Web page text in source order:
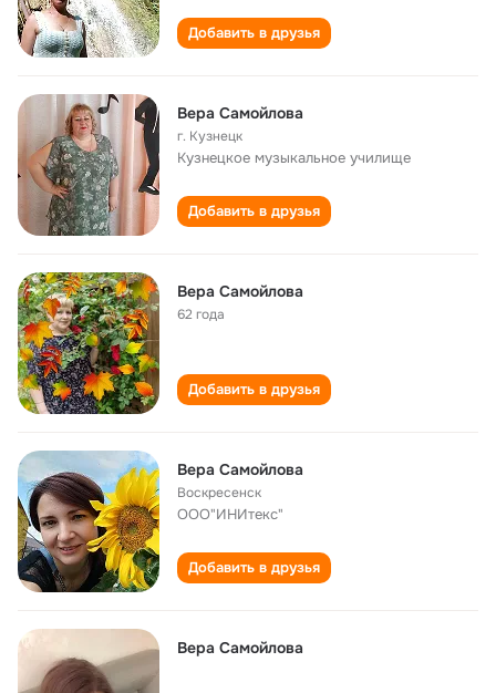
Добавить в друзья
Вера Самойлова
г. Кузнецк
Кузнецкое музыкальное училище
Добавить в друзья
Вера Самойлова
62 года
Добавить в друзья
Вера Самойлова
Воскресенск
ООО"ИНИтекс"
Добавить в друзья
Вера Самойлова